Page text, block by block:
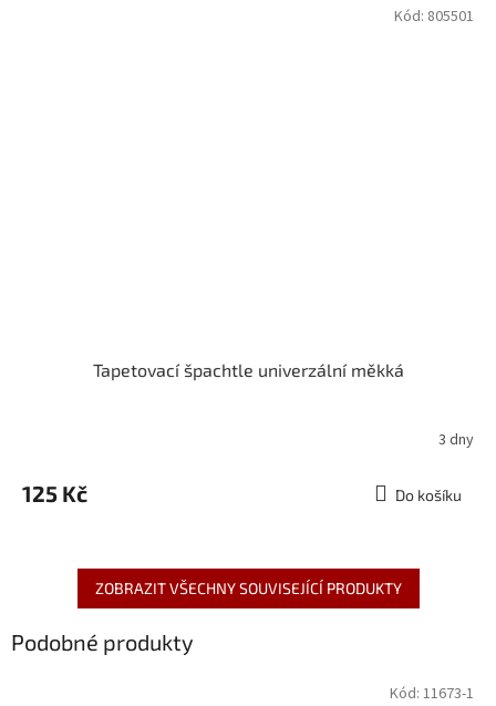
Tapetovací špachtle univerzální měkká
3 dny
125 Kč Do košíku
Kód: 805501
ZOBRAZIT VŠECHNY SOUVISEJÍCÍ PRODUKTY
Podobné produkty
Kód: 11673-1